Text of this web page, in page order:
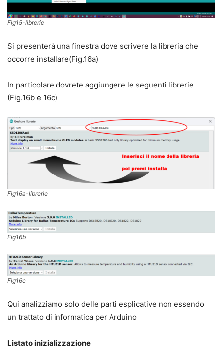
Fig15-librerie
Si presenterà una finestra dove scrivere la libreria che
occorre installare(Fig.16a)
In particolare dovrete aggiungere le seguenti librerie
(Fig.16b e 16c)
Fig16a-librerie
Fig16b
Fig16c
Qui analizziamo solo delle parti esplicative non essendo
un trattato di informatica per Arduino
Listato inizializzazione